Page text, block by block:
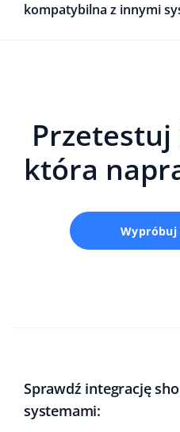
kompatybilna z innymi
która
Wypróbuj
Sprawdź integrację
systemami: